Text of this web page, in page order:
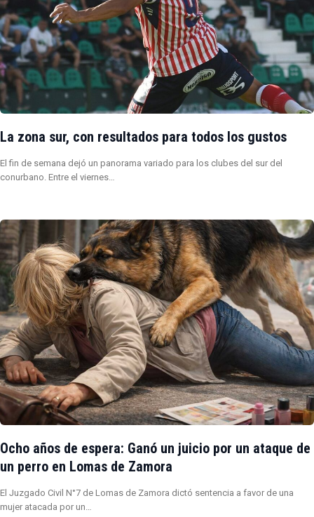
La zona sur, con resultados para todos los gustos
El fin de semana dejó un panorama variado para los clubes del sur del
conurbano. Entre el viernes…
Ocho años de espera: Ganó un juicio por un ataque de
un perro en Lomas de Zamora
El Juzgado Civil N°7 de Lomas de Zamora dictó sentencia a favor de una
mujer atacada por un…